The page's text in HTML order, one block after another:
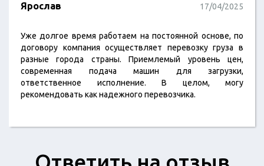
Ярослав 17/04/2025
Уже долгое время работаем на постоянной основе, по
договору компания осуществляет перевозку груза в
разные города страны. Приемлемый уровень цен,
современная подача машин для загрузки,
ответственное исполнение. В целом, могу
рекомендовать как надежного перевозчика.